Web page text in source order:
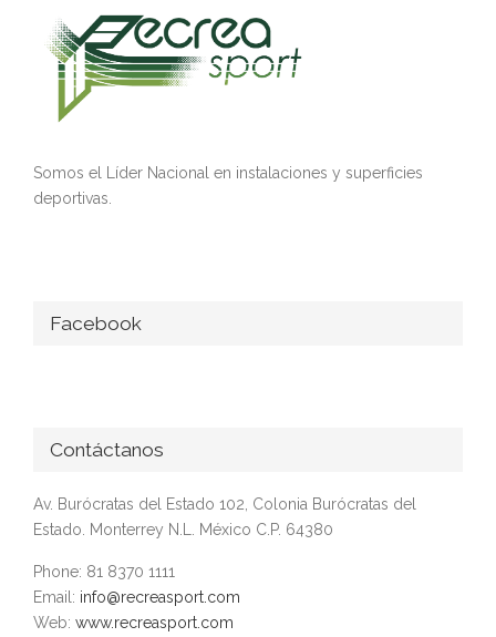
Somos el Líder Nacional en instalaciones y superficies
deportivas.
Facebook
Contáctanos
Av. Burócratas del Estado 102, Colonia Burócratas del
Estado. Monterrey N.L. México C.P. 64380
Phone: 81 8370 1111
Email: info@recreasport.com
Web: www.recreasport.com